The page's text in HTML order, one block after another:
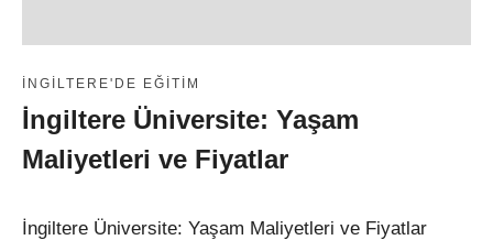
İNGILTERE'DE EĞITIM
İngiltere Üniversite: Yaşam
Maliyetleri ve Fiyatlar
İngiltere Üniversite: Yaşam Maliyetleri ve Fiyatlar